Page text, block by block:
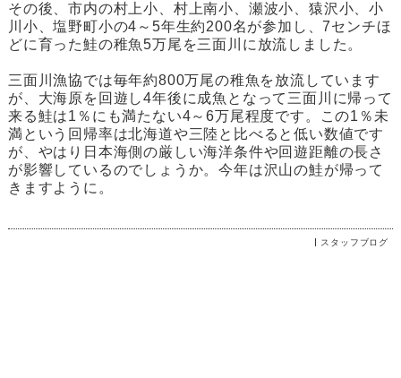
その後、市内の村上小、村上南小、瀬波小、猿沢小、小
川小、塩野町小の4～5年生約200名が参加し、7センチほ
どに育った鮭の稚魚5万尾を三面川に放流しました。
三面川漁協では毎年約800万尾の稚魚を放流しています
が、大海原を回遊し4年後に成魚となって三面川に帰って
来る鮭は1％にも満たない4～6万尾程度です。この1％未
満という回帰率は北海道や三陸と比べると低い数値です
が、やはり日本海側の厳しい海洋条件や回遊距離の長さ
が影響しているのでしょうか。今年は沢山の鮭が帰って
きますように。
スタッフブログ